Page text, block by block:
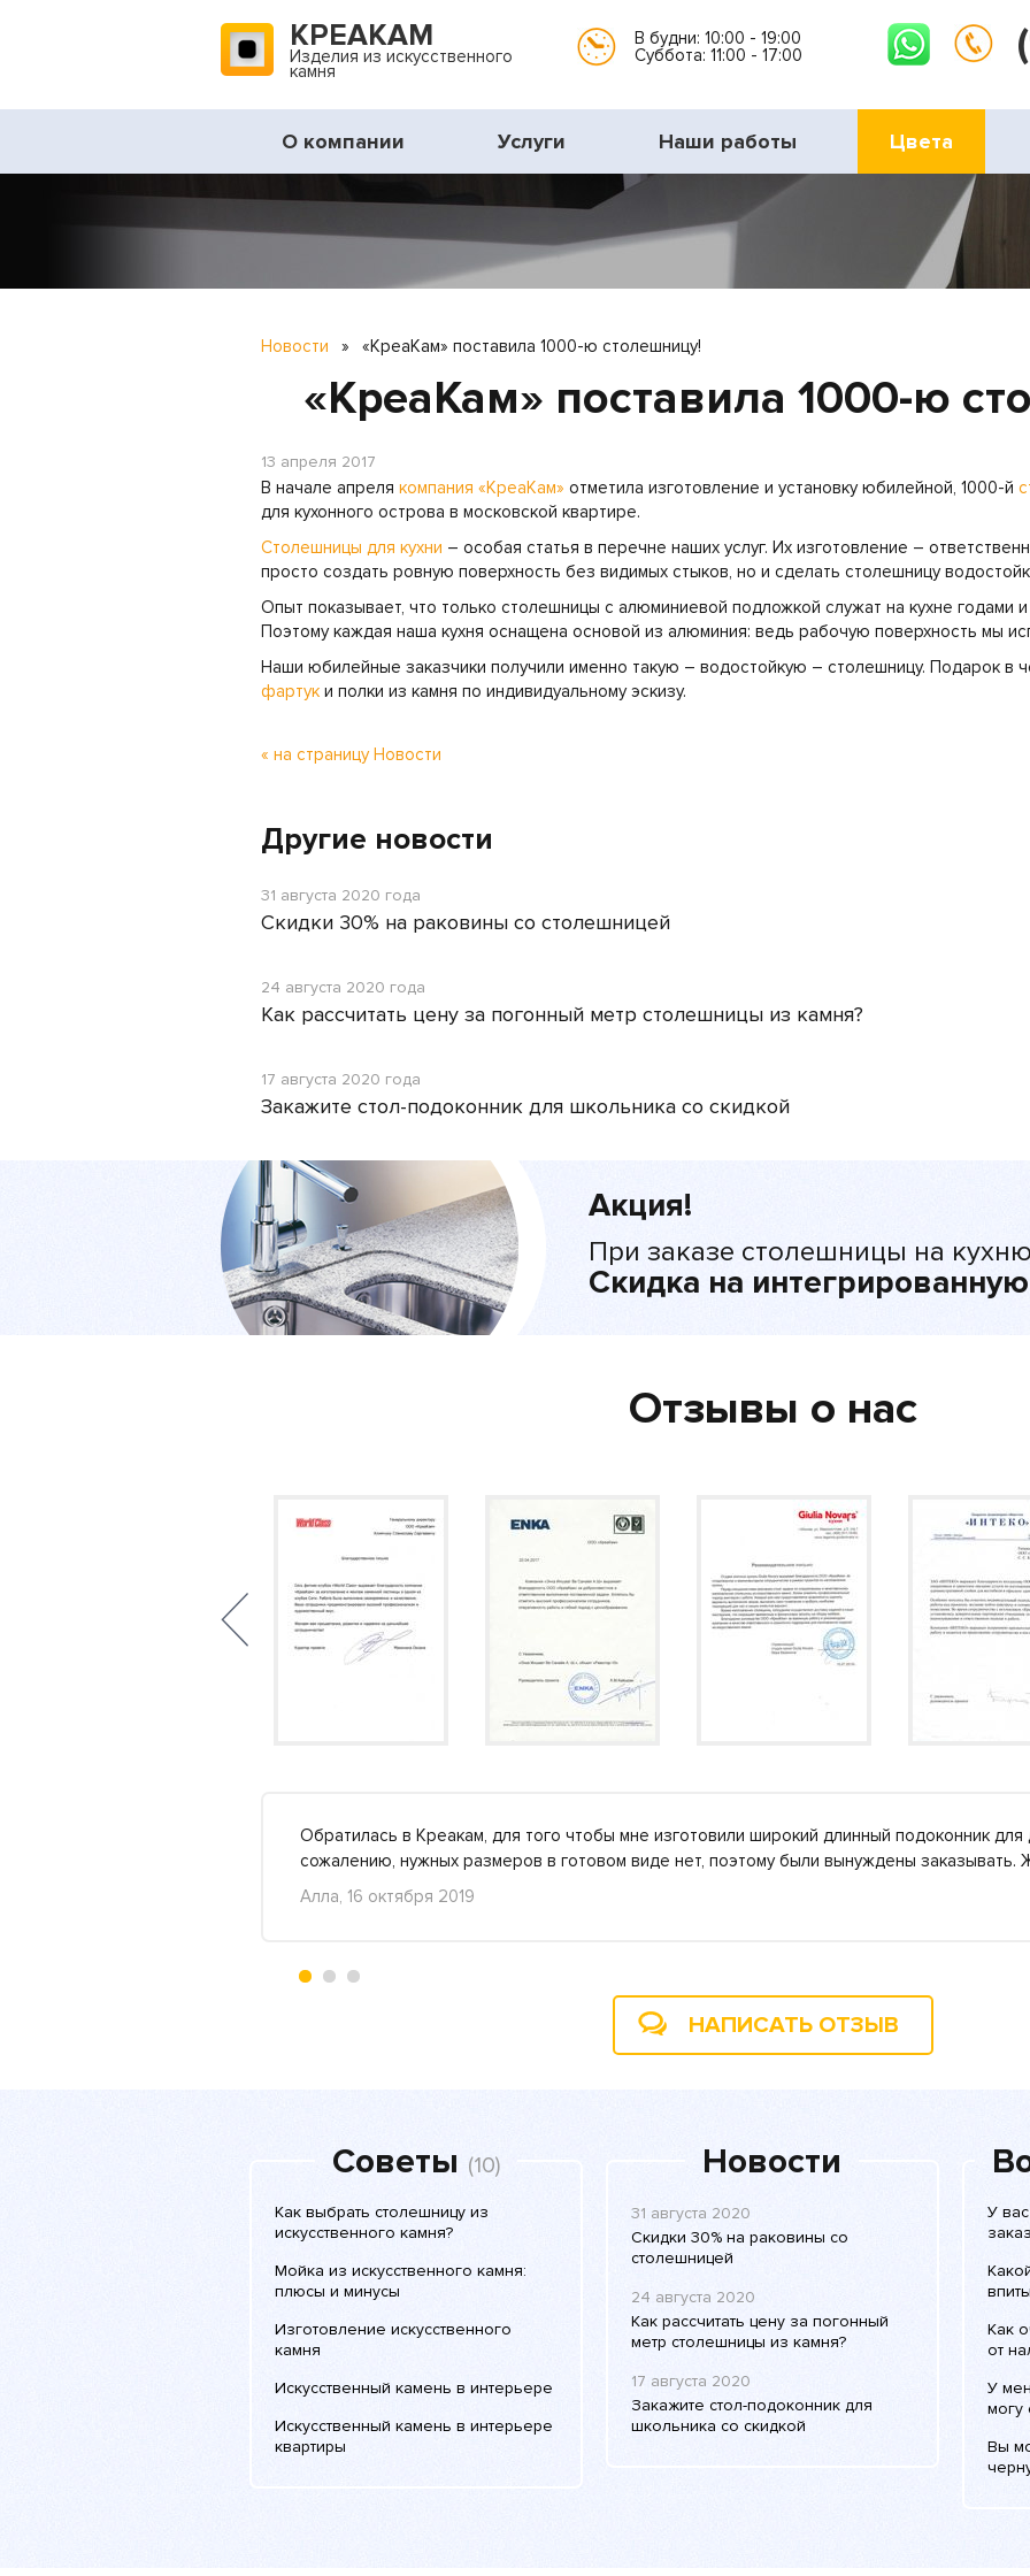
КРЕАКАМ
Изделия из искусственного
камня
В будни: 10:00 - 19:00
Суббота: 11:00 - 17:00
О компании Услуги Наши работы Цвета
Новости » «КреаКам» поставила 1000-ю столешницу!
«КреаКам» поставила 1000-ю
13 апреля 2017
В начале апреля компания «КреаКам» отметила изготовление и установку юбилейной, 1000-й
для кухонного острова в московской квартире.
Столешницы для кухни – особая статья в перечне наших услуг. Их изготовление –
просто создать ровную поверхность без видимых стыков, но и сделать столешницу
Опыт показывает, что только столешницы с алюминиевой подложкой служат на кухне годами
Поэтому каждая наша кухня оснащена основой из алюминия: ведь рабочую поверхность мы
Наши юбилейные заказчики получили именно такую – водостойкую – столешницу. Подарок в
фартук и полки из камня по индивидуальному эскизу.
« на страницу Новости
Другие новости
31 августа 2020 года
Скидки 30% на раковины со столешницей
24 августа 2020 года
Как рассчитать цену за погонный метр столешницы из камня?
17 августа 2020 года
Закажите стол-подоконник для школьника со скидкой
Акция!
При заказе столешницы на
Скидка на
Отзывы о нас
Обратилась в Креакам, для того чтобы мне изготовили широкий длинный подоконник для
сожалению, нужных размеров в готовом виде нет, поэтому были вынуждены
Алла, 16 октября 2019
НАПИСАТЬ ОТЗЫВ
Советы (10)
Как выбрать столешницу из
искусственного камня?
Мойка из искусственного камня:
плюсы и минусы
Изготовление искусственного
камня
Искусственный камень в интерьере
Искусственный камень в интерьере
квартиры
Новости
31 августа 2020
Скидки 30% на раковины со
столешницей
24 августа 2020
Как рассчитать цену за погонный
метр столешницы из камня?
17 августа 2020
Закажите стол-подоконник для
школьника со скидкой
У
Как
от
У
могу
Вы